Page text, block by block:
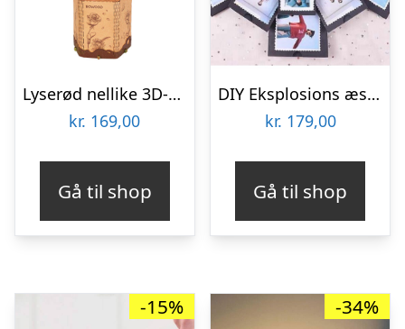
Lyserød nellike 3D-puslespil fra Rowoodâ¢ (TW051)
kr. 169,00
Gå til shop
DIY Eksplosions æske til billeder
kr. 179,00
Gå til shop
-15% -34%